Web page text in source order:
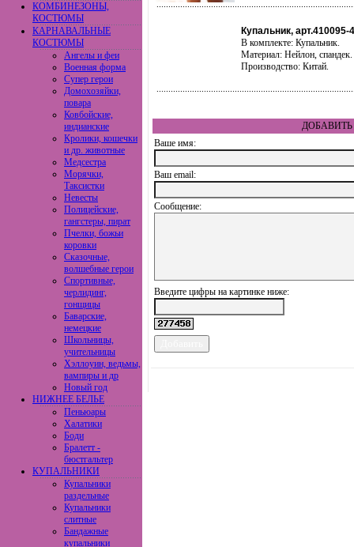
КОМБИНЕЗОНЫ,
КОСТЮМЫ
КАРНАВАЛЬНЫЕ
КОСТЮМЫ
Ангелы и феи
Военная форма
Супер герои
Домохозяйки,
повара
Ковбойские,
индианские
Кролики, кошечки
и др. животные
Медсестра
Морячки,
Таксистки
Невесты
Полицейские,
гангстеры, пират
Пчелки, божьи
коровки
Сказочные,
волшебные герои
Спортивные,
черлидинг,
гонщицы
Баварские,
немецкие
Школьницы,
учительницы
Хэллоуин, ведьмы,
вампиры и др
Новый год
НИЖНЕЕ БЕЛЬЕ
Пеньюары
Халатики
Боди
Бралетт -
бюстгальтер
КУПАЛЬНИКИ
Купальники
раздельные
Купальники
слитные
Бандажные
купальники
Купальник, арт.410095-4
В комплекте: Купальник.
Материал: Нейлон, спандек.
Производство: Китай.
ДОБАВИТЬ
Ваше имя:
Ваш еmail:
Сообщение:
Введите цифры на картинке ниже: